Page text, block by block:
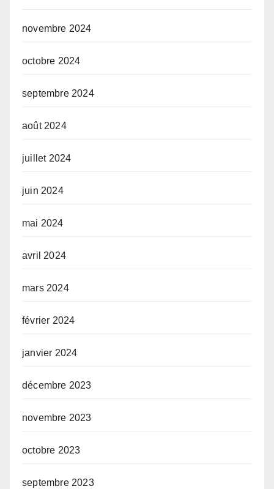
novembre 2024
octobre 2024
septembre 2024
août 2024
juillet 2024
juin 2024
mai 2024
avril 2024
mars 2024
février 2024
janvier 2024
décembre 2023
novembre 2023
octobre 2023
septembre 2023